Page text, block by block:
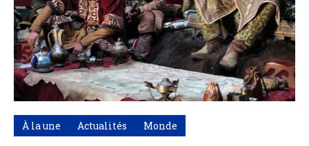
À la une Actualités Monde